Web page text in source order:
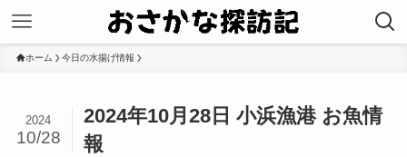
ホーム 今日の水揚げ情報
2024年10月28日 小浜漁港 お魚情
報
2024
10/28